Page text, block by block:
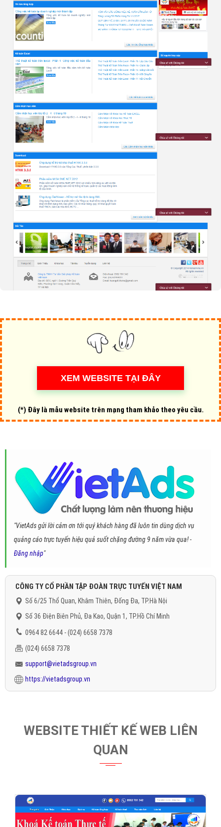
(*) Đây là mẫu website trên mạng tham khảo theo yêu cầu.
"VietAds gửi lời cảm ơn tới quý khách hàng đã luôn tin dùng dịch vụ
quảng cáo trực tuyến hiệu quả suốt chặng đường 9 năm vừa qua! -
Đăng nhập"
CÔNG TY CỔ PHẦN TẬP ĐOÀN TRỰC TUYẾN VIỆT NAM
Số 6/25 Thổ Quan, Khâm Thiên, Đống Đa, TP.Hà Nội
Số 36 Điện Biên Phủ, Đa Kao, Quận 1, TP.Hồ Chí Minh
0964 82 6644 - (024) 6658 7378
(024) 6658 7378
support@vietadsgroup.vn
https://vietadsgroup.vn
WEBSITE THIẾT KẾ WEB LIÊN
QUAN